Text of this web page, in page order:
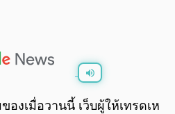
0:00/
องเมื่อวานนี้ เว็บผู้ให้เทรดเห